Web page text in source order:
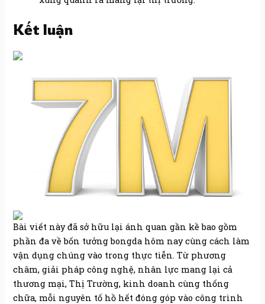
Kết luận
Bài viết này đã sở hữu lại ánh quan gần kề bao gồm
phần đa về bốn tưởng bongda hôm nay cùng cách làm
vận dụng chúng vào trong thực tiễn. Từ phương
châm, giải pháp công nghệ, nhân lực mang lại cả
thương mại, Thị Trường, kinh doanh cùng thống
chữa, mỗi nguyên tố hồ hết đóng góp vào công trình